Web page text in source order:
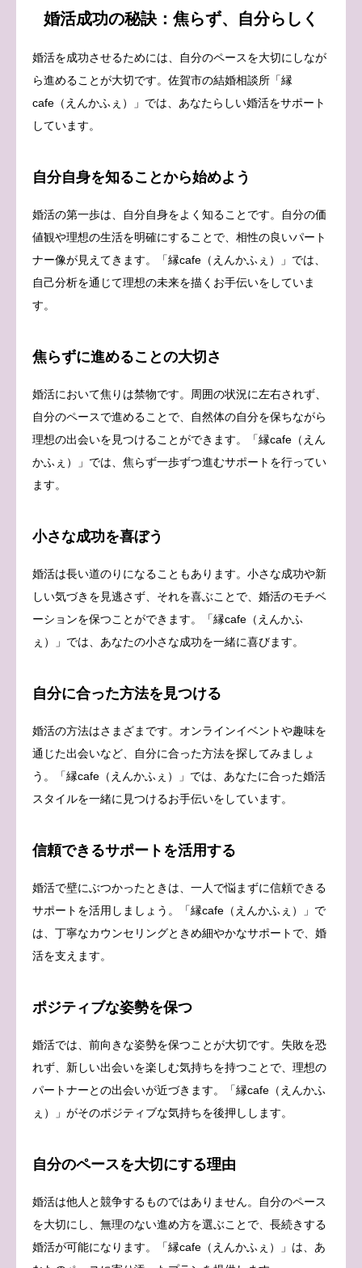
婚活成功の秘訣：焦らず、自分らしく
婚活を成功させるためには、自分のペースを大切にしなが
ら進めることが大切です。佐賀市の結婚相談所「縁
cafe（えんかふぇ）」では、あなたらしい婚活をサポート
しています。
自分自身を知ることから始めよう
婚活の第一歩は、自分自身をよく知ることです。自分の価
値観や理想の生活を明確にすることで、相性の良いパート
ナー像が見えてきます。「縁cafe（えんかふぇ）」では、
自己分析を通じて理想の未来を描くお手伝いをしていま
す。
焦らずに進めることの大切さ
婚活において焦りは禁物です。周囲の状況に左右されず、
自分のペースで進めることで、自然体の自分を保ちながら
理想の出会いを見つけることができます。「縁cafe（えん
かふぇ）」では、焦らず一歩ずつ進むサポートを行ってい
ます。
小さな成功を喜ぼう
婚活は長い道のりになることもあります。小さな成功や新
しい気づきを見逃さず、それを喜ぶことで、婚活のモチベ
ーションを保つことができます。「縁cafe（えんかふ
ぇ）」では、あなたの小さな成功を一緒に喜びます。
自分に合った方法を見つける
婚活の方法はさまざまです。オンラインイベントや趣味を
通じた出会いなど、自分に合った方法を探してみましょ
う。「縁cafe（えんかふぇ）」では、あなたに合った婚活
スタイルを一緒に見つけるお手伝いをしています。
信頼できるサポートを活用する
婚活で壁にぶつかったときは、一人で悩まずに信頼できる
サポートを活用しましょう。「縁cafe（えんかふぇ）」で
は、丁寧なカウンセリングときめ細やかなサポートで、婚
活を支えます。
ポジティブな姿勢を保つ
婚活では、前向きな姿勢を保つことが大切です。失敗を恐
れず、新しい出会いを楽しむ気持ちを持つことで、理想の
パートナーとの出会いが近づきます。「縁cafe（えんかふ
ぇ）」がそのポジティブな気持ちを後押しします。
自分のペースを大切にする理由
婚活は他人と競争するものではありません。自分のペース
を大切にし、無理のない進め方を選ぶことで、長続きする
婚活が可能になります。「縁cafe（えんかふぇ）」は、あ